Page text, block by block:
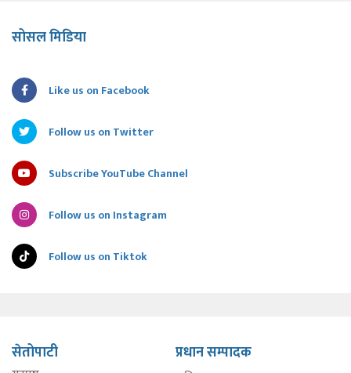
सोसल मिडिया
Like us on Facebook
Follow us on Twitter
Subscribe YouTube Channel
Follow us on Instagram
Follow us on Tiktok
सेतोपाटी प्रधान सम्पादक